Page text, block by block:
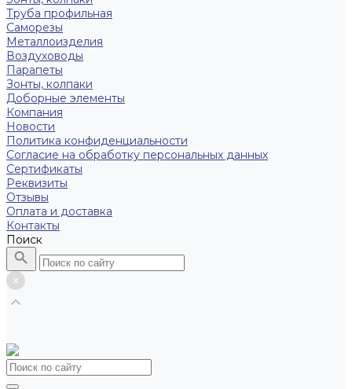
Труба профильная
Саморезы
Металлоизделия
Воздуховоды
Парапеты
Зонты, колпаки
Доборные элементы
Компания
Новости
Политика конфиденциальности
Согласие на обработку персональных данных
Сертификаты
Реквизиты
Отзывы
Оплата и доставка
Контакты
Поиск